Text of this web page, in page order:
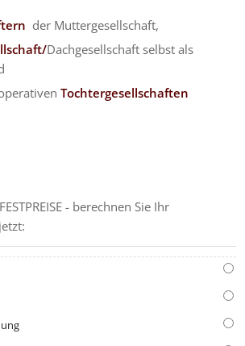
der Muttergesellschaft,
Dachgesellschaft selbst als
Tochtergesellschaften
- berechnen Sie Ihr